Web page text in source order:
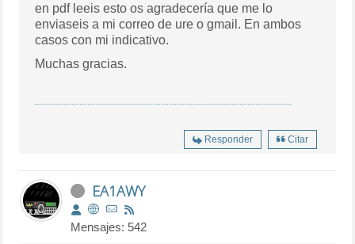
en pdf leeis esto os agradecería que me lo
enviaseis a mi correo de ure o gmail. En ambos
casos con mi indicativo.
Muchas gracias.
Responder Citar
EA1AWY
Mensajes: 542